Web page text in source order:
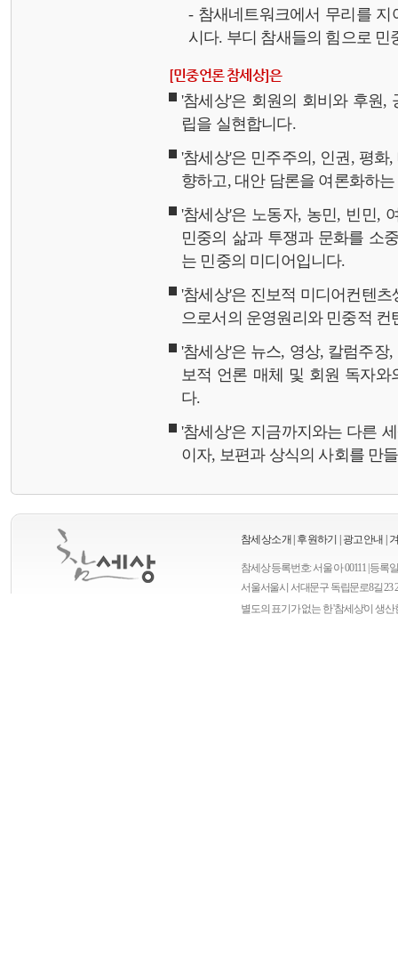
- 참새네트워크에서 무리를
시다. 부디 참새들의 힘으로 민
[민중언론 참세상]은
'참세상'은 회원의 회비와 후원,
립을 실현합니다.
'참세상'은 민주주의, 인권, 평
향하고, 대안 담론을 여론화하
'참세상'은 노동자, 농민, 빈민,
민중의 삶과 투쟁과 문화를 소
는 민중의 미디어입니다.
'참세상'은 진보적 미디어컨텐
으로서의 운영원리와 민중적
'참세상'은 뉴스, 영상, 칼럼주
보적 언론 매체 및 회원 독자와
다.
'참세상'은 지금까지와는 다른
이자, 보편과 상식의 사회를 만
참세상소개 후원하기 광고안내
참세상 등록번호: 서울 아 00111 | 등록
서울서울시 서대문구 독립문로8길 23
별도의 표기가 없는 한 '참세상'이 생